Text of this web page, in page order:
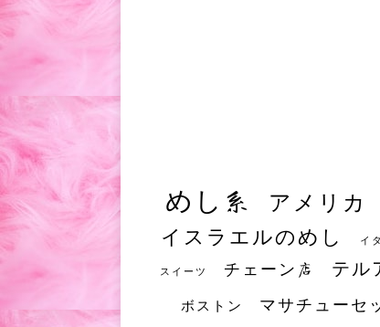
めし系 アメリカ
イスラエルのめし イ
スイーツ チェーン店 テル
ボストン マサチューセ